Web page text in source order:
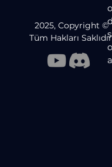
2025, Copyright ©
Tüm Hakları